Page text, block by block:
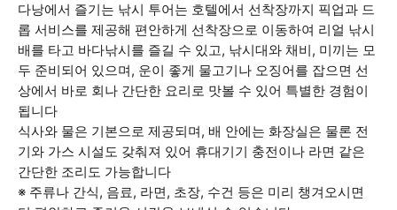
다낭에서 즐기는 낚시 투어는 호텔에서 선착장까지 픽업과 드
롭 서비스를 제공해 편안하게 선착장으로 이동하여 리얼 낚시
배를 타고 바다낚시를 즐길 수 있고, 낚시대와 채비, 미끼는 모
두 준비되어 있으며, 운이 좋게 물고기나 오징어를 잡으면 선
상에서 바로 회나 간단한 요리로 맛볼 수 있어 특별한 경험이
됩니다
식사와 물은 기본으로 제공되며, 배 안에는 화장실은 물론 전
기와 가스 시설도 갖춰져 있어 휴대기기 충전이나 라면 같은
간단한 조리도 가능합니다
※ 주류나 간식, 음료, 라면, 초장, 수건 등은 미리 챙겨오시면